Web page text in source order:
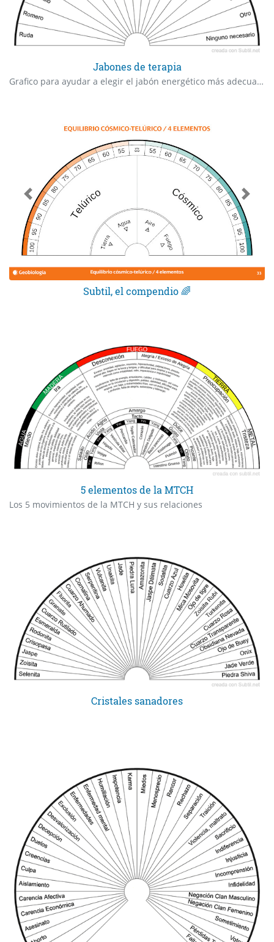
Jabones de terapia
Grafico para ayudar a elegir el jabón energético más adecuado según la necesidad del momento.
Subtil, el compendio 🌈
5 elementos de la MTCH
Los 5 movimientos de la MTCH y sus relaciones
Cristales sanadores